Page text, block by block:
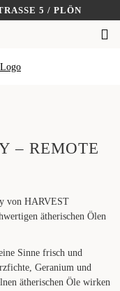
5 / PLÖN
SUCHEN
– REMOTE
von HARVEST
ätherischen Ölen
Sinne frisch und
Geranium und
ätherischen Öle wirken